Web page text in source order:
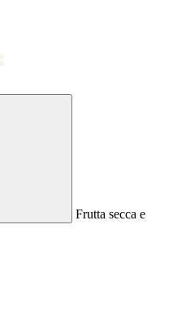
Frutta secca e